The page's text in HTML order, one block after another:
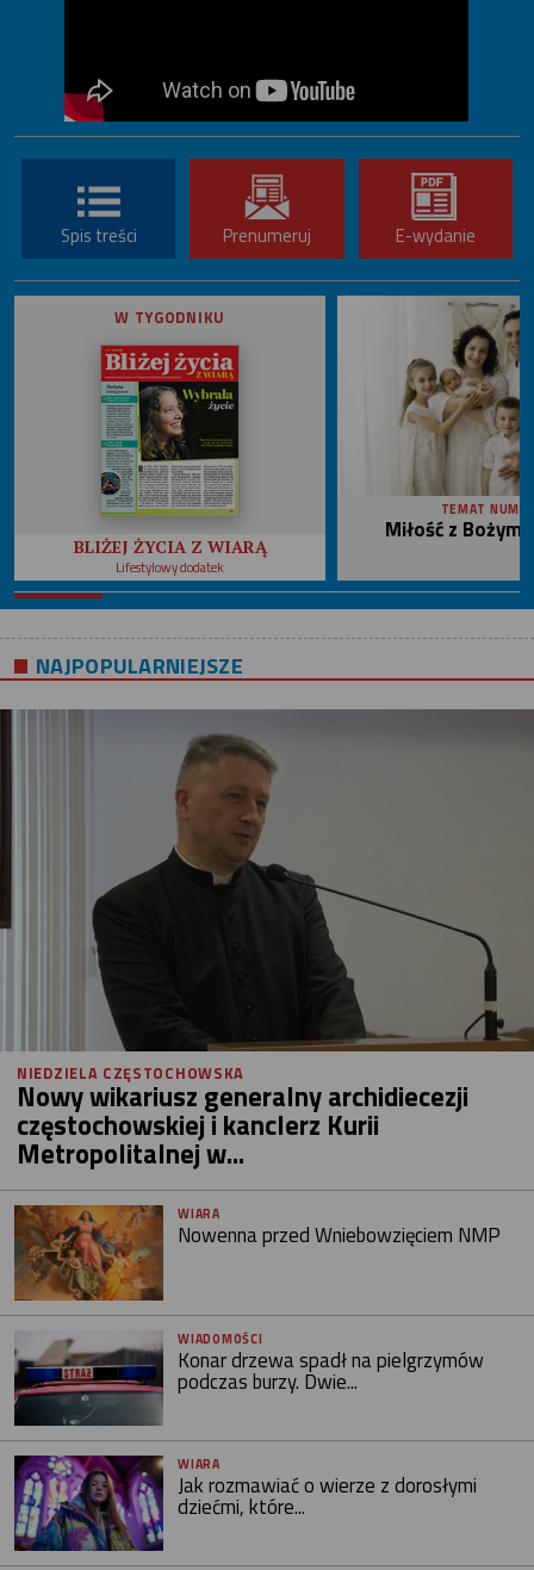
Spis treści Prenumeruj E-wydanie
W TYGODNIKU
BLIŻEJ ŻYCIA Z WIARĄ
Lifestylowy dodatek
TEMAT
Miłość z
NAJPOPULARNIEJSZE
NIEDZIELA CZĘSTOCHOWSKA
Nowy wikariusz generalny archidiecezji
częstochowskiej i kanclerz Kurii
Metropolitalnej w...
WIARA
Nowenna przed Wniebowzięciem NMP
WIADOMOŚCI
Konar drzewa spadł na pielgrzymów
podczas burzy. Dwie...
WIARA
Jak rozmawiać o wierze z dorosłymi
dziećmi, które...